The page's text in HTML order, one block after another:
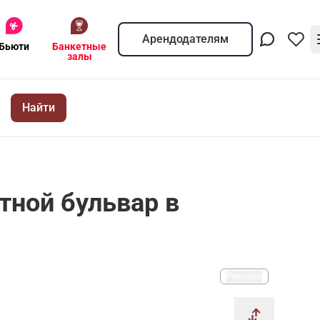
Банкетные
залы
Арендодателям
Найти
бульвар в